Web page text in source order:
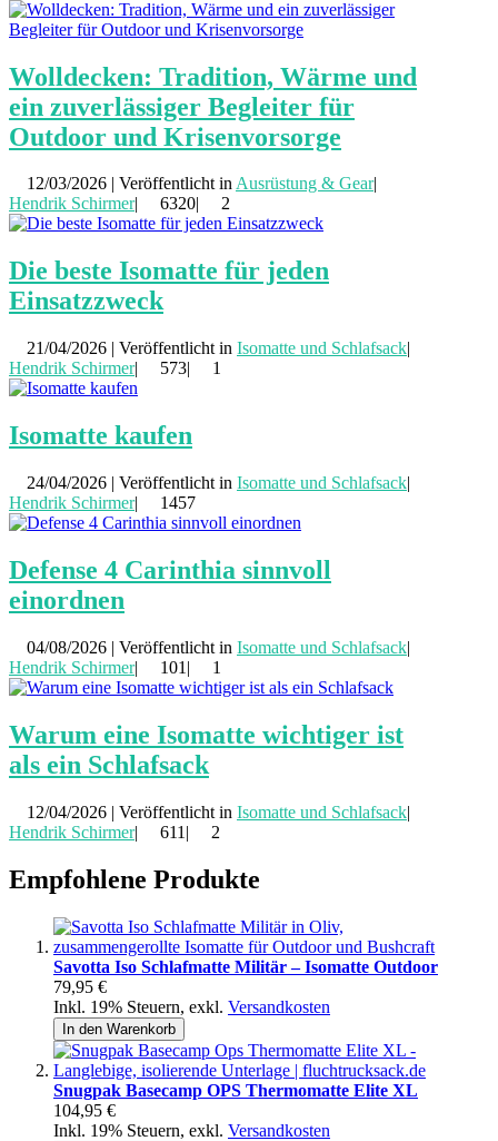
Wolldecken: Tradition, Wärme und
ein zuverlässiger Begleiter für
Outdoor und Krisenvorsorge
12/03/2026 | Veröffentlicht inAusrüstung & Gear|
Hendrik Schirmer| 6320| 2
Die beste Isomatte für jeden
Einsatzzweck
21/04/2026 | Veröffentlicht in Isomatte und Schlafsack|
Hendrik Schirmer| 573| 1
Isomatte kaufen
24/04/2026 | Veröffentlicht in Isomatte und Schlafsack|
Hendrik Schirmer| 1457
Defense 4 Carinthia sinnvoll
einordnen
04/08/2026 | Veröffentlicht in Isomatte und Schlafsack|
Hendrik Schirmer| 101| 1
Warum eine Isomatte wichtiger ist
als ein Schlafsack
12/04/2026 | Veröffentlicht in Isomatte und Schlafsack|
Hendrik Schirmer| 611| 2
Empfohlene Produkte
Savotta Iso Schlafmatte Militär – Isomatte Outdoor
79,95 €
Inkl. 19% Steuern, exkl. Versandkosten
In den Warenkorb
Snugpak Basecamp OPS Thermomatte Elite XL
104,95 €
Inkl. 19% Steuern, exkl. Versandkosten